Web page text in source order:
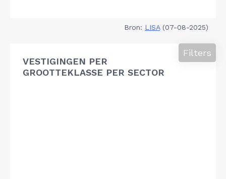
Bron: LISA(07-08-2025)
VESTIGINGEN PER
GROOTTEKLASSE PER SECTOR
Filters